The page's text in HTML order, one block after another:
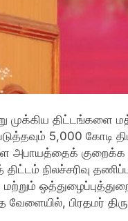
முக்கிய
5,000 கோடி
குறைக்க
திட்டம் நிலச்சரிவு
பிரதமர்